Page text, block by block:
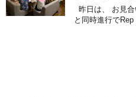
昨日は、 お見
と同時進行でRep